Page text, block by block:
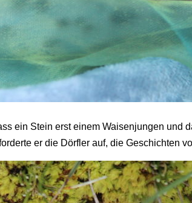
ein Stein erst einem Waisenjungen und
er die Dörfler auf, die Geschichten